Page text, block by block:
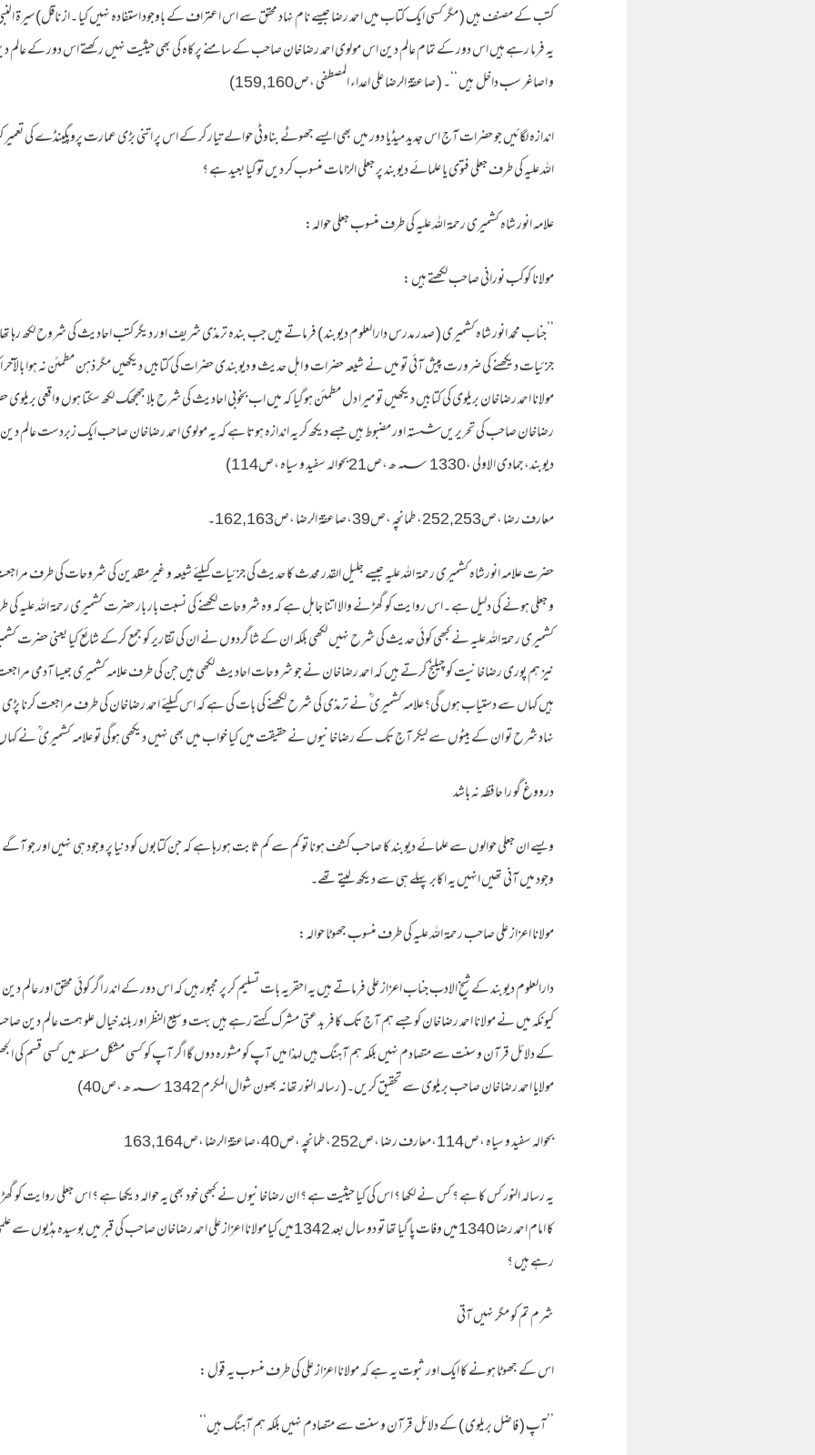
کتب کے مصنف ہیں ( مگر کسی ایک کتاب میں احمد رضا جیسے نام نہاد محقق سے اس اعتراف کے باوجود استفادہ نہیں کیا ۔از
یہ فرما رہے ہیں اس دور کے تمام عالم دین اس مولوی احمد رضاخان صاحب کے سامنے پرکاہ کی بھی حیثیت نہیں رکھتے اس دور کے
و اصاغر سب داخل ہیں ‘‘۔ ( صاعقۃ الرضا علی اعداء المصطفی ،ص159,160)
اندازہ لگائیں جو حضرات آج اس جدید میڈیا دور میں بھی ایسے جھوٹے بناوٹی حوالے تیار کر کے اس پر اتنی بڑی عمارت پروپگینڈے کی
اللہ علیہ کی طرف جعلی فتوی یا علمائے دیوبند پر جعلی الزامات منسوب کر دیں تو کیا بعید ہے ؟
علامہ انور شاہ کشمیری رحمۃ اللہ علیہ کی طرف منسوب جعلی حوالہ:
مولانا کوکب نورانی صاحب لکھتے ہیں :
’’جناب محمد انور شاہ کشمیری ( صدر مدرس دارالعلوم دیوبند ) فرماتے ہیں جب بندہ ترمذی شریف اور دیگر کتب احادیث کی شروح لکھ
جزئیات دیکھنے کی ضرورت پیش آئی تو میں نے شیعہ حضرات و اہل حدیث و دیوبندی حضرات کی کتابیں دیکھیں مگر ذہن مطمئن نہ
مولانا احمد رضاخان بریلوی کی کتابیں دیکھیں تو میرا دل مطمئن ہوگیا کہ میں اب بخوبی احادیث کی شرح بلا جھجھک لکھ سکتا ہوں واقعی
رضاخان صاحب کی تحریریں شستہ اور مضبوط ہیں جسے دیکھ کر یہ اندازہ ہوتا ہے کہ یہ مولوی احمد رضاخان صاحب ایک زبردست عالم دین
دیوبند،جمادی الاولی ،1330 ؁ھ ،ص21بحوالہ سفید و سیاہ ،ص114)
معارف رضا ،ص252,253،طمانچہ ،ص39،صاعقۃ الرضا ،ص162,163۔
حضرت علامہ انورشاہ کشمیری رحمۃ اللہ علیہ جیسے جلیل القدر محدث کا حدیث کی جزئیات کیلئے شیعہ و غیر مقلدین کی شروحات کی
و جعلی ہونے کی دلیل ہے ۔اس روایت کو گھڑنے والا اتنا جاہل ہے کہ وہ شروحات لکھنے کی نسبت بار بار حضرت کشمیری رحمۃ اللہ علیہ
کشمیری رحمۃ اللہ علیہ نے کبھی کوئی حدیث کی شرح نہیں لکھی بلکہ ان کے شاگردوں نے ان کی تقاریر کو جمع کرکے شائع کیا یعنی حضرت
نیز ہم پوری رضاخانیت کو چیلنج کرتے ہیں کہ احمد رضاخان نے جو شروحات احادیث لکھی ہیں جن کی طرف علامہ کشمیری جیسا آدمی
ہیں کہاں سے دستیاب ہوں گی؟علامہ کشمیری ؒ نے ترمذی کی شرح لکھنے کی بات کی ہے کہ اس کیلئے احمد رضاخان کی طرف مراجعت کرنا پڑی
نہاد شرح تو ان کے بیٹوں سے لیکر آج تک کے رضاخانیوں نے حقیقت میں کیا خواب میں بھی نہیں دیکھی ہوگی تو علامہ کشمیری ؒ نے
درووغ گو را حافظہ نہ باشد
ویسے ان جعلی حوالوں سے علمائے دیوبند کا صاحب کشف ہونا تو کم سے کم ثابت ہورہا ہے کہ جن کتابوں کو دنیا پر وجود ہی نہیں اور جو
وجود میں آنی تھیں انہیں یہ اکابر پہلے ہی سے دیکھ لیتے تھے۔
مولانا اعزاز علی صاحب رحمۃ اللہ علیہ کی طرف منسوب جھوٹا حوالہ:
دارالعلوم دیوبند کے شیخ الادب جناب اعزاز علی فرماتے ہیں یہ احقریہ بات تسلیم کر پر مجبور ہیں کہ اس دور کے اندر اگر کوئی محقق اور عالم
کیونکہ میں نے مولانا احمد رضاخان کو جسے ہم آج تک کافر بدعتی مشرک کہتے رہے ہیں بہت وسیع النظر اور بلند خیال علو ہمت عالم دین
کے دلائل قرآن و سنت سے متصادم نہیں بلکہ ہم آہنگ ہیں لہذا میں آپ کو مشورہ دوں گا اگر آپ کو کسی مشکل مسئلہ میں کسی قسم کی
مولایا احمد رضاخان صاحب بریلوی سے تحقیق کریں۔( رسالہ النور تھانہ بھون شوال المکرم 1342 ؁ھ ،ص40)
بحوالہ سفید و سیاہ ،ص114،معارف رضا ،ص252،طمانچہ ،ص40،صاعقۃ الرضا ،ص163,164
یہ رسالہ النور کس کا ہے ؟ کس نے لکھا ؟ اس کی کیا حیثیت ہے ؟ ان رضاخانیوں نے کبھی خود بھی یہ حوالہ دیکھا ہے ؟ اس جعلی روایت کو
کا امام احمد رضا 1340میں وفات پا گیا تھا تو دو سال بعد 1342میں کیا مولانا اعزاز علی احمد رضاخان صاحب کی قبر
رہے ہیں ؟
شرم تم کو مگر نہیں آتی
اس کے جھوٹا ہونے کا ایک اور ثبوت یہ ہے کہ مولانا اعزاز علی کی طرف منسوب یہ قول :
’’آپ ( فاضل بریلوی ) کے دلائل قرآن و سنت سے متصادم نہیں بلکہ ہم آہنگ ہیں‘‘